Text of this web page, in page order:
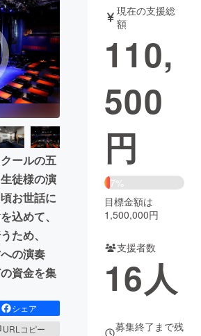
真 音楽
ー・ガジェット ゲーム・サ
起業
・地域活性化
Social Good
CAMPFIRE Creation
さと納税
コミュニティ
ールの五
徒様の演
お世話に
込めて、
ため、
の演奏
資金を集
シェア
URLコピー
現在の支援総
額
110,
500
円
7%
目標金額は
1,500,000円
支援者数
16人
募集終了まで残